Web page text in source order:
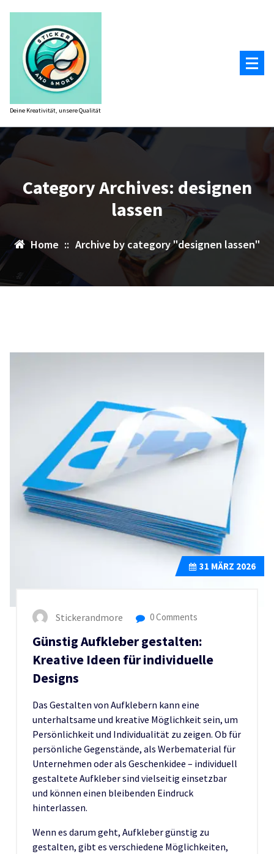
springen
Deine Kreativität, unsere Qualität
Category Archives: designen
lassen
Home :: Archive by category "designen lassen"
31 MÄRZ 2026
Stickerandmore 0 Comments
Günstig Aufkleber gestalten:
Kreative Ideen für individuelle
Designs
Das Gestalten von Aufklebern kann eine
unterhaltsame und kreative Möglichkeit sein, um
Persönlichkeit und Individualität zu zeigen. Ob für
persönliche Gegenstände, als Werbematerial für
Unternehmen oder als Geschenkidee – individuell
gestaltete Aufkleber sind vielseitig einsetzbar
und können einen bleibenden Eindruck
hinterlassen.
Wenn es darum geht, Aufkleber günstig zu
gestalten, gibt es verschiedene Möglichkeiten,